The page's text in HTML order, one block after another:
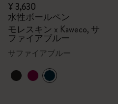
¥ 3,630
水性ボールペン
モレスキン x Kaweco, サ
ファイアブルー
サファイアブルー